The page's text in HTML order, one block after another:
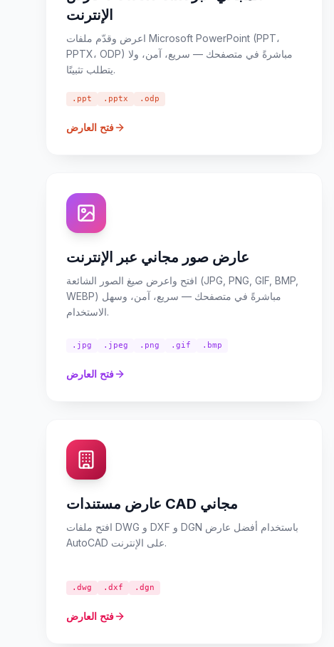
الإنترنت
اعرض وقدّم ملفات Microsoft PowerPoint (PPT،
PPTX، ODP) مباشرةً في متصفحك — سريع، آمن، ولا
يتطلب تثبيتًا.
.ppt .pptx .odp
فتح العارض
عارض صور مجاني عبر الإنترنت
افتح واعرض صيغ الصور الشائعة (JPG, PNG, GIF, BMP,
WEBP) مباشرةً في متصفحك — سريع، آمن، وسهل
الاستخدام.
.jpg .jpeg .png .gif .bmp
فتح العارض
عارض مستندات CAD مجاني
افتح ملفات DWG و DXF و DGN باستخدام أفضل عارض
AutoCAD على الإنترنت.
.dwg .dxf .dgn
فتح العارض